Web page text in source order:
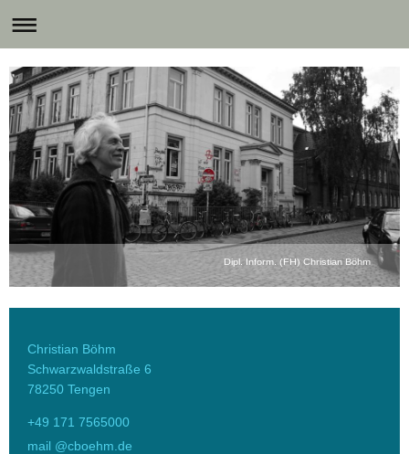
Dipl. Inform. (FH) Christian Böhm
Christian Böhm
Schwarzwaldstraße 6
78250 Tengen
+49 171 7565000
mail @cboehm.de